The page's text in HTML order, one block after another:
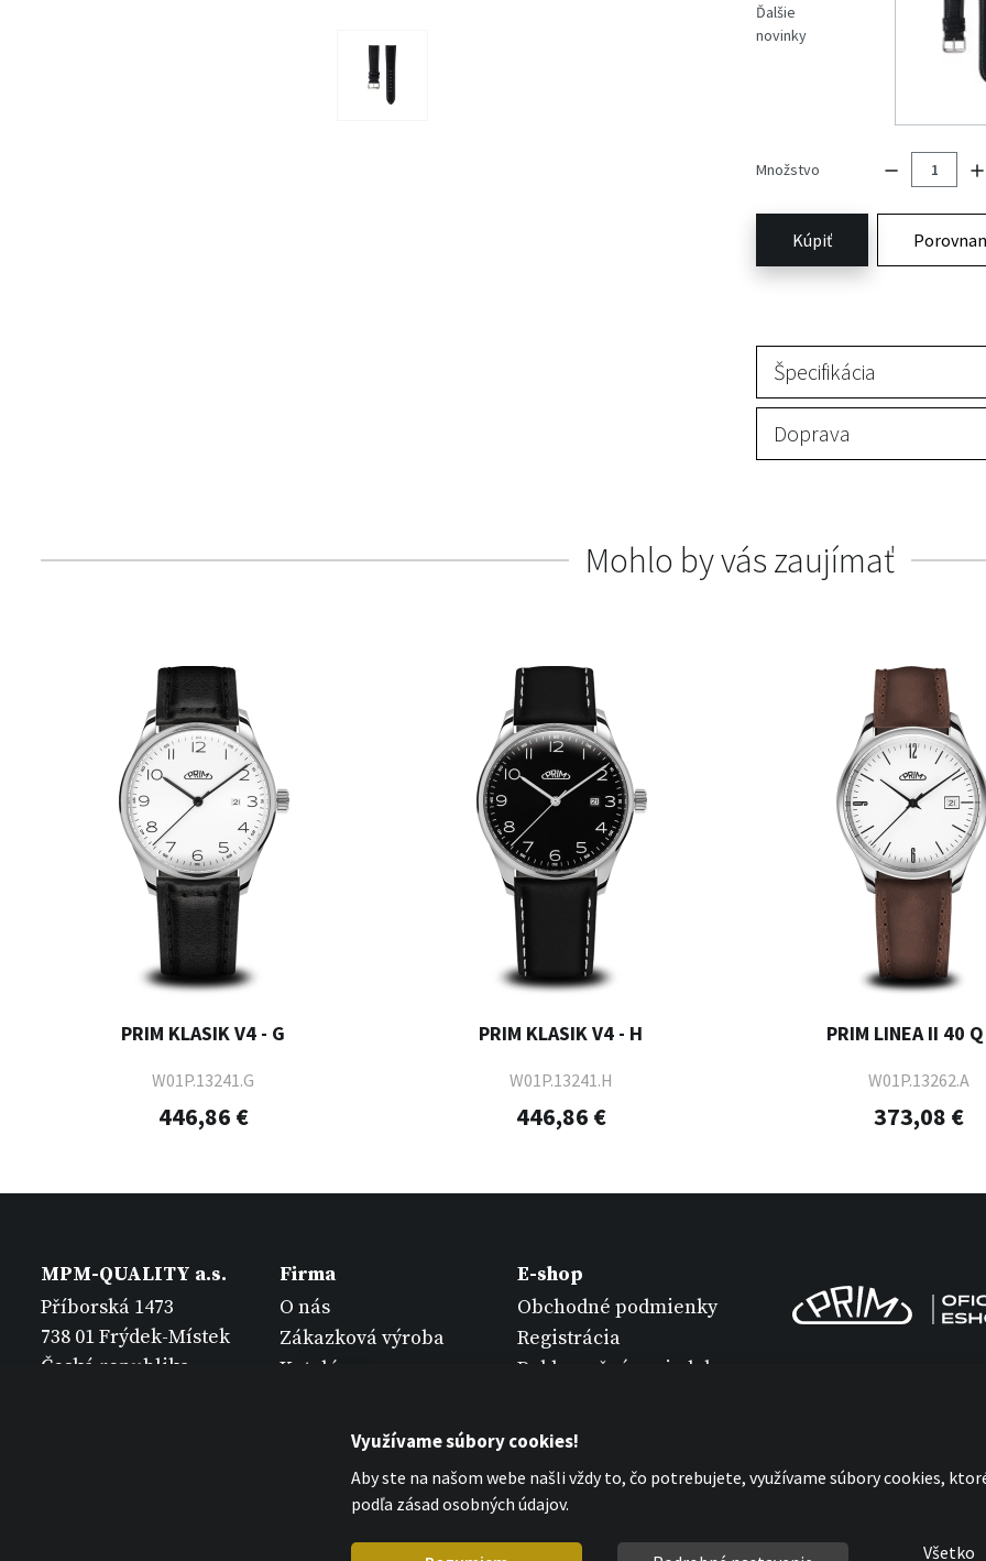
Ďalšie
novinky
Množstvo
Kúpiť
Špecifikácia
Doprava
Mohlo by vás zaujímať
PRIM KLASIK V4 - G
W01P.13241.G
446,86 €
PRIM KLASIK V4 - H
W01P.13241.H
446,86 €
PRIM LINEA II 40
W01P.13262.A
373,08 €
MPM-QUALITY a.s.
Příborská 1473
738 01 Frýdek-Místek
Česká republika
Firma
O nás
Zákazková výroba
Katalógy
E-shop
Obchodné podmienky
Registrácia
Reklamačný poriadok
Údržba hodiniek
údajov
Využívame súbory cookies!
Aby ste na našom webe našli vždy to, čo potrebujete, využívame súbory cookies,
podľa zásad osobných údajov.
Všetko